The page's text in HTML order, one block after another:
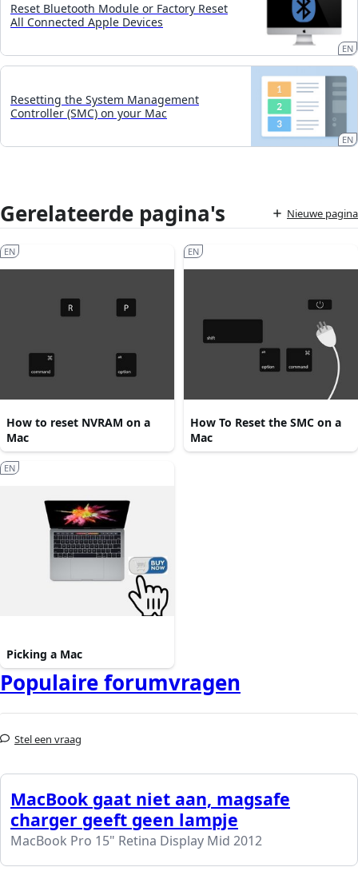
Reset Bluetooth Module or Factory Reset
All Connected Apple Devices
EN
Resetting the System Management
Controller (SMC) on your Mac
EN
Gerelateerde pagina's Nieuwe pagina
How to reset NVRAM on a
Mac
EN
How To Reset the SMC on a
Mac
EN
Picking a Mac
EN
Populaire forumvragen
Stel een vraag
MacBook gaat niet aan, magsafe
charger geeft geen lampje
MacBook Pro 15" Retina Display Mid 2012